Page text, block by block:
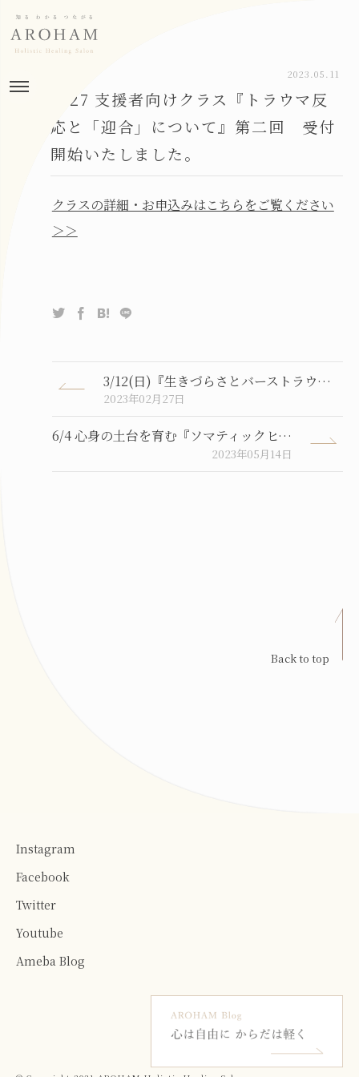
2023.05.11
5/27 支援者向けクラス『トラウマ反
応と「迎合」について』第二回 受付
開始いたしました。
クラスの詳細・お申込みはこちらをご覧ください
＞＞
3/12(日)『生きづらさとバーストラウマー癒しのはじまりクラスー』
2023年02月27日
6/4 心身の土台を育む『ソマティックヒーリングクラス』のご案内
2023年05月14日
Back to top
Instagram
Facebook
Twitter
Youtube
Ameba Blog